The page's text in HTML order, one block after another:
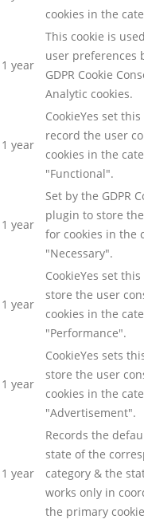
cookies in the
1 year
This cookie is
user preferences
GDPR Cookie
Analytic cookies.
1 year
CookieYes set
record the user
cookies in the
"Functional".
1 year
Set by the GDPR
plugin to store
for cookies in the
"Necessary".
1 year
CookieYes set
store the user
cookies in the
"Performance".
1 year
CookieYes sets
store the user
cookies in the
"Advertisement".
1 year
Records the
state of the
category & the
works only in
the primary